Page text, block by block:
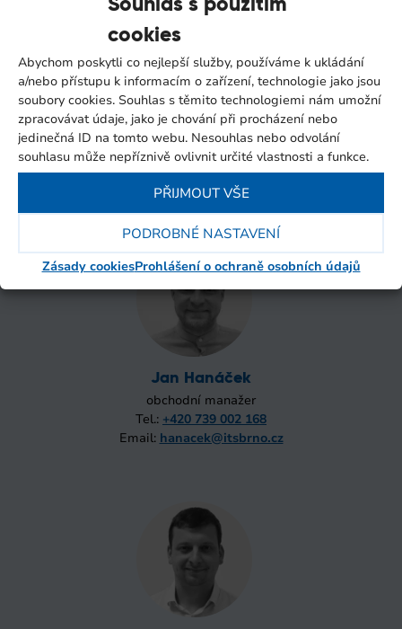
Souhlas s použitím
cookies
Abychom poskytli co nejlepší služby, používáme k ukládání
a/nebo přístupu k informacím o zařízení, technologie jako jsou
soubory cookies. Souhlas s těmito technologiemi nám umožní
zpracovávat údaje, jako je chování při procházení nebo
jedinečná ID na tomto webu. Nesouhlas nebo odvolání
souhlasu může nepříznivě ovlivnit určité vlastnosti a funkce.
PŘIJMOUT VŠE
PODROBNÉ NASTAVENÍ
Zásady cookiesProhlášení o ochraně osobních údajů
Tomáš Purkert
obchodní manažer
Tel.:+420 730 800 820
Email:purkert@itsbrno.cz
Jan Hanáček
obchodní manažer
Tel.: +420 739 002 168
Email: hanacek@itsbrno.cz